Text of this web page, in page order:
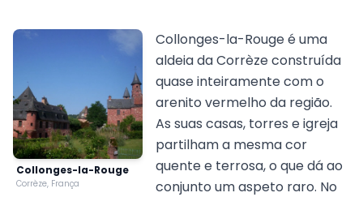
Collonges-la-Rouge
Corrèze, França
Collonges-la-Rouge é uma
aldeia da Corrèze construída
quase inteiramente com o
arenito vermelho da região.
As suas casas, torres e igreja
partilham a mesma cor
quente e terrosa, o que dá ao
conjunto um aspeto raro. No